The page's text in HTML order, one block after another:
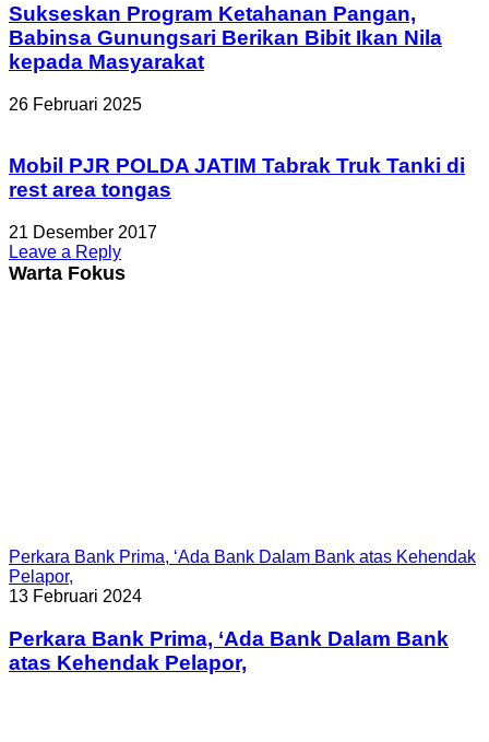
Sukseskan Program Ketahanan Pangan,
Babinsa Gunungsari Berikan Bibit Ikan Nila
kepada Masyarakat
26 Februari 2025
Mobil PJR POLDA JATIM Tabrak Truk Tanki di
rest area tongas
21 Desember 2017
Leave a Reply
Warta Fokus
Perkara Bank Prima, ‘Ada Bank Dalam Bank atas Kehendak
Pelapor,
13 Februari 2024
Perkara Bank Prima, ‘Ada Bank Dalam Bank
atas Kehendak Pelapor,